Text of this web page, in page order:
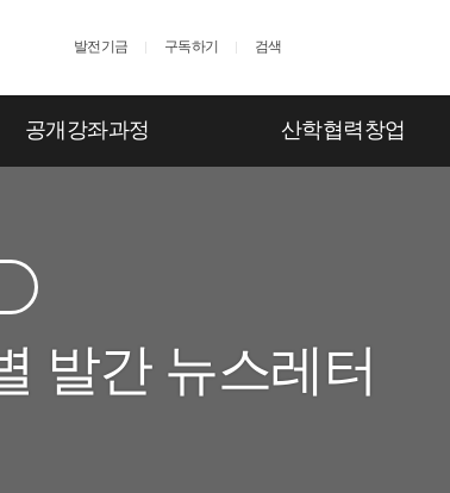
발전기금 구독하기 검색
공개강좌과정 산학협력창업
발간 뉴스레터